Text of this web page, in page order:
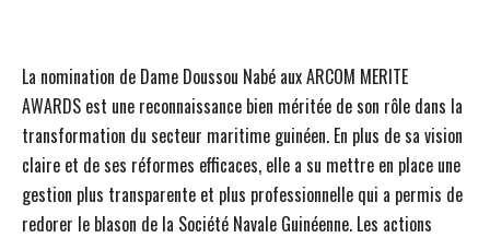
La nomination de Dame Doussou Nabé aux ARCOM MERITE
AWARDS est une reconnaissance bien méritée de son rôle dans la
transformation du secteur maritime guinéen. En plus de sa vision
claire et de ses réformes efficaces, elle a su mettre en place une
gestion plus transparente et plus professionnelle qui a permis de
redorer le blason de la Société Navale Guinéenne. Les actions